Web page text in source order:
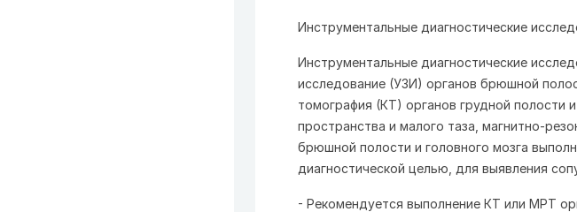
Инструментальные диагностические
Инструментальные диагностические
исследование (УЗИ) органов брюшной
томография (КТ) органов грудной
пространства и малого таза, магнитно-
брюшной полости и головного мозга
диагностической целью, для выявления
- Рекомендуется выполнение КТ или МРТ